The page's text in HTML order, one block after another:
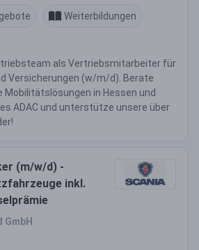
Weiterbildungen
als Vertriebsmitarbeiter für
Versicherungen (w/m/d). Berate
Mobilitätslösungen in Hessen und
ADAC und unterstütze unsere über
(m/w/d) -
inkl.